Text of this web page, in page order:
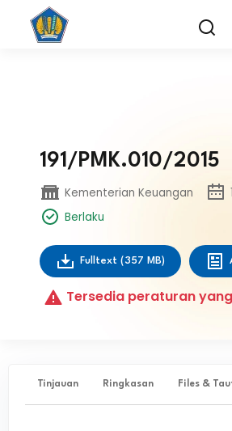
191/PMK.010/2015
Kementerian Keuangan
Berlaku
Fulltext (357 MB)
Tersedia peraturan
Tinjauan Ringkasan Files &